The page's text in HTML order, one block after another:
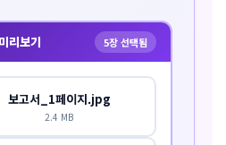
리보기 5장 선택됨
보고서_1페이지.jpg
2.4 MB